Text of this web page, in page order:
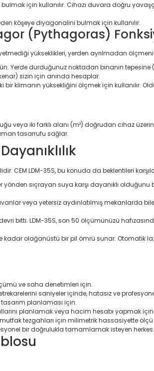
için kullanılır. Cihazı duvara doğru
köşeye diyagonalini bulmak için kullanılır.
(Pythagoras)
yükseklikleri, yerden ayrılmadan
Yerde durduğunuz noktadan binanın
sizin için anında hesaplar.
klimanın yüksekliğini ölçmek için kullanılır.
veya iki farklı alanı (m²) doğrudan cihaz
tasarrufu sağlar.
CEM LDM-35S, bu konuda da beklentileri
yönden sıçrayan suya karşı dayanıklı
veya yetersiz aydınlatılmış mekanlarda
bitti. LDM-35S, son 50 ölçümünüzü
olağanüstü bir pil ömrü sunar. Otomatik
ve saha denetimleri için.
saniyeler içinde, hatasız ve
planlaması için.
planlamak veya hacim hesabı yapmak için.
tezgahları için milimetrik hassasiyette
bir doğrulukla tamamlamak isteyen herkes.